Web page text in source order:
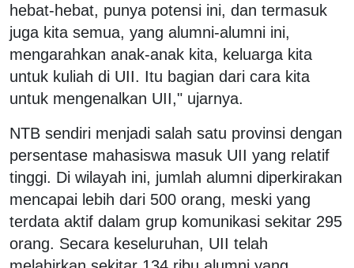
hebat-hebat, punya potensi ini, dan termasuk
juga kita semua, yang alumni-alumni ini,
mengarahkan anak-anak kita, keluarga kita
untuk kuliah di UII. Itu bagian dari cara kita
untuk mengenalkan UII," ujarnya.
NTB sendiri menjadi salah satu provinsi dengan
persentase mahasiswa masuk UII yang relatif
tinggi. Di wilayah ini, jumlah alumni diperkirakan
mencapai lebih dari 500 orang, meski yang
terdata aktif dalam grup komunikasi sekitar 295
orang. Secara keseluruhan, UII telah